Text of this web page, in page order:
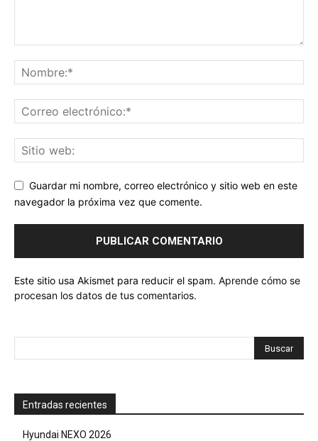
Guardar mi nombre, correo electrónico y sitio web en este
navegador la próxima vez que comente.
Este sitio usa Akismet para reducir el spam. Aprende cómo se
procesan los datos de tus comentarios.
Entradas recientes
Hyundai NEXO 2026